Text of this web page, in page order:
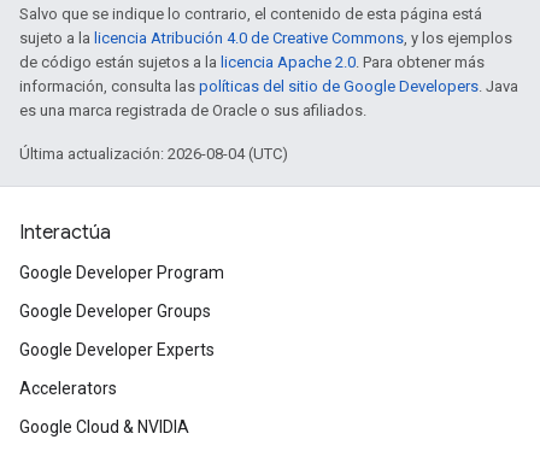
Salvo que se indique lo contrario, el contenido de esta página está
sujeto a la licencia Atribución 4.0 de Creative Commons, y los ejemplos
de código están sujetos a la licencia Apache 2.0. Para obtener más
información, consulta las políticas del sitio de Google Developers. Java
es una marca registrada de Oracle o sus afiliados.
Última actualización: 2026-08-04 (UTC)
Interactúa
Google Developer Program
Google Developer Groups
Google Developer Experts
Accelerators
Google Cloud & NVIDIA